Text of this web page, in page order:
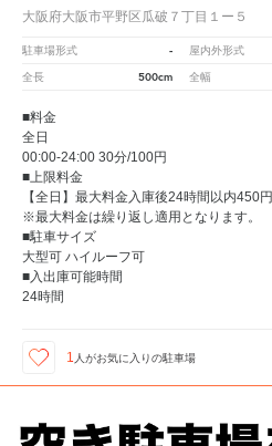
大阪府大阪市平野区瓜破７丁目１ー５
駐車場形式 - 屋内外形式
全長 500cm 全幅
■料金
全日
00:00-24:00 30分/100円
■上限料金
【全日】最大料金入庫後24時間以内450円
※最大料金は繰り返し適用となります。
■駐車サイズ
大型可 ハイルーフ可
■入出庫可能時間
24時間
1 人がお気に入りの駐車場